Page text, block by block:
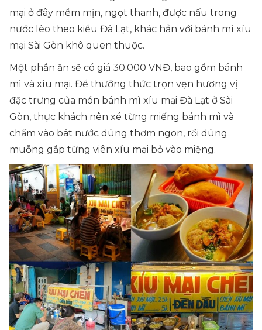
mại ở đây mềm mịn, ngọt thanh, được nấu trong
nước lèo theo kiểu Đà Lạt, khác hẳn với bánh mì xíu
mại Sài Gòn khô quen thuộc.
Một phần ăn sẽ có giá 30.000 VNĐ, bao gồm bánh
mì và xíu mại. Để thưởng thức trọn vẹn hương vị
đặc trưng của món bánh mì xíu mại Đà Lạt ở Sài
Gòn, thực khách nên xé từng miếng bánh mì và
chấm vào bát nước dùng thơm ngon, rồi dùng
muỗng gắp từng viên xíu mại bỏ vào miệng.